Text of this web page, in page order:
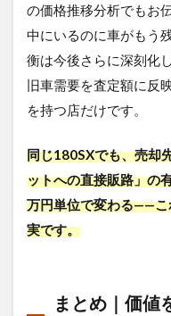
の価格推移分析でもお
中にいるのに車がもう
衡は今後さらに深刻化
旧車需要を査定額に反
を持つ店だけです。
同じ180SXでも、売却
ットへの直接販路」の
万円単位で変わる——こ
実です。
まとめ｜価値